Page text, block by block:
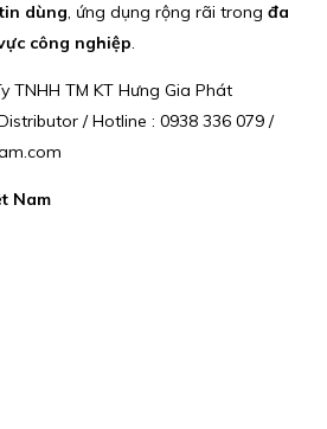
dùng, ứng dụng rộng rãi trong đa
công nghiệp.
TNHH TM KT Hưng Gia Phát
/ Hotline : 0938 336 079 /
Nam